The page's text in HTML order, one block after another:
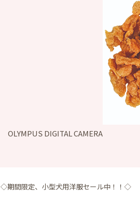
OLYMPUS DIGITAL CAMERA
◇期間限定、小型犬用洋服セール中！！◇